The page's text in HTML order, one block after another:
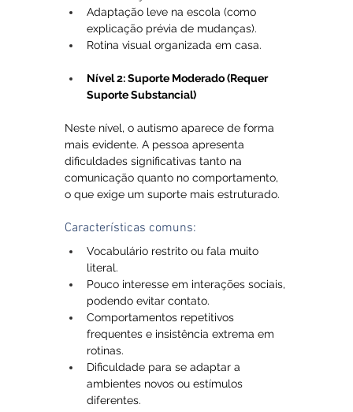
Adaptação leve na escola (como
explicação prévia de mudanças).
Rotina visual organizada em casa.
Nível 2: Suporte Moderado (Requer
Suporte Substancial)
Neste nível, o autismo aparece de forma
mais evidente. A pessoa apresenta
dificuldades significativas tanto na
comunicação quanto no comportamento,
o que exige um suporte mais estruturado.
Características comuns:
Vocabulário restrito ou fala muito
literal.
Pouco interesse em interações sociais,
podendo evitar contato.
Comportamentos repetitivos
frequentes e insistência extrema em
rotinas.
Dificuldade para se adaptar a
ambientes novos ou estímulos
diferentes.